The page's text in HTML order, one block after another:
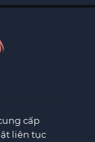
cấp
liên tục